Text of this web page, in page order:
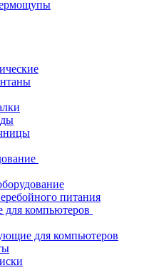
питания
компьютеров
для компьютеров